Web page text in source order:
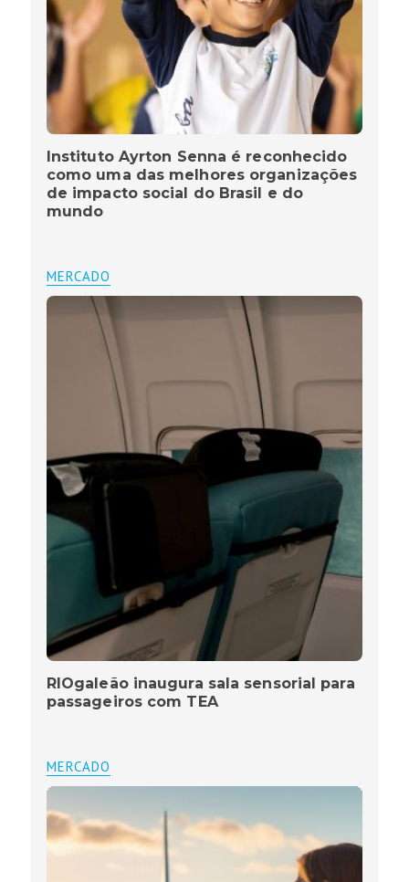
Instituto Ayrton Senna é reconhecido
como uma das melhores organizações
de impacto social do Brasil e do
mundo
MERCADO
RIOgaleão inaugura sala sensorial para
passageiros com TEA
MERCADO